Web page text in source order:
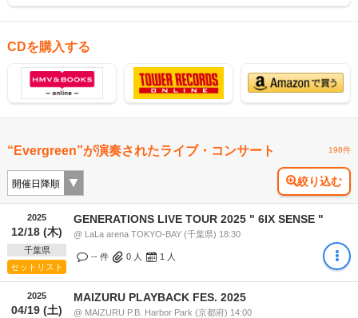
CDを購入する
“Evergreen”が演奏されたライブ・コンサート 198件
絞り込む
2025
12/18 (木)
千葉県
セットリスト
GENERATIONS LIVE TOUR 2025 " 6IX SENSE "
@ LaLa arena TOKYO-BAY (千葉県) 18:30
-- 件 0 人 1 人
2025
04/19 (土)
MAIZURU PLAYBACK FES. 2025
@ MAIZURU P.B. Harbor Park (京都府) 14:00